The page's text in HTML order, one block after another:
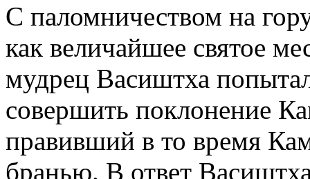
С паломничеством на
как величайшее святое
мудрец Васиштха
совершить поклонение
правивший в то время
бранью. В ответ